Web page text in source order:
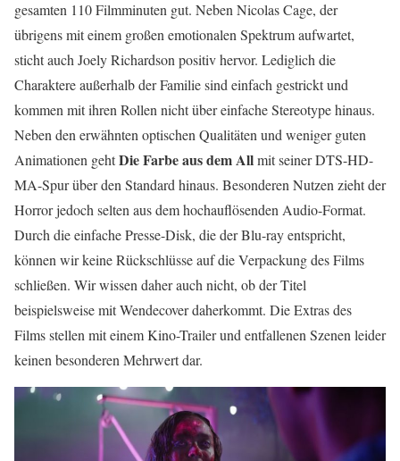
gesamten 110 Filmminuten gut. Neben Nicolas Cage, der
übrigens mit einem großen emotionalen Spektrum aufwartet,
sticht auch Joely Richardson positiv hervor. Lediglich die
Charaktere außerhalb der Familie sind einfach gestrickt und
kommen mit ihren Rollen nicht über einfache Stereotype hinaus.
Neben den erwähnten optischen Qualitäten und weniger guten
Animationen gehtDie Farbe aus dem Allmit seiner DTS-HD-
MA-Spur über den Standard hinaus. Besonderen Nutzen zieht der
Horror jedoch selten aus dem hochauflösenden Audio-Format.
Durch die einfache Presse-Disk, die der Blu-ray entspricht,
können wir keine Rückschlüsse auf die Verpackung des Films
schließen. Wir wissen daher auch nicht, ob der Titel
beispielsweise mit Wendecover daherkommt. Die Extras des
Films stellen mit einem Kino-Trailer und entfallenen Szenen leider
keinen besonderen Mehrwert dar.